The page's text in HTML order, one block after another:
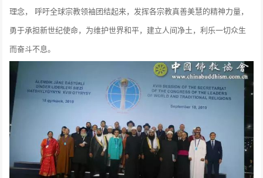
理念， 呼吁全球宗教领袖团结起来，发挥各宗教真善美慧的精神力量，
勇于承担新世纪使命，为维护世界和平，建立人间净土，利乐一切众生
而奋斗不息。